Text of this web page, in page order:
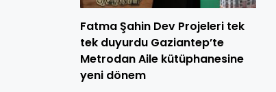
Fatma Şahin Dev Projeleri tek
tek duyurdu Gaziantep’te
Metrodan Aile kütüphanesine
yeni dönem